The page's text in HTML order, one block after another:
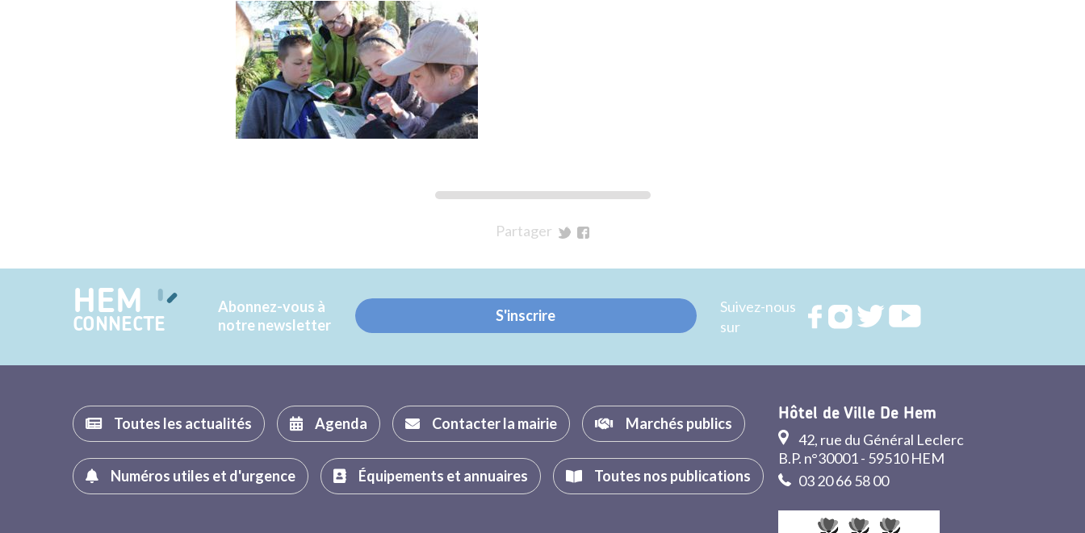
Partager
Twitter
Facebook
HEM
CONNECTE
Abonnez-vous à
notre newsletter
S'inscrire
Suivez-nous
sur
RejoignezRejoignezRejoignez
Toutes les actualités Agenda Contacter la mairie Marchés publics
Numéros utiles et d'urgence Équipements et annuaires Toutes nos publications
Hôtel de Ville De Hem
42, rue du Général Leclerc
B.P. n°30001 - 59510 HEM
03 20 66 58 00